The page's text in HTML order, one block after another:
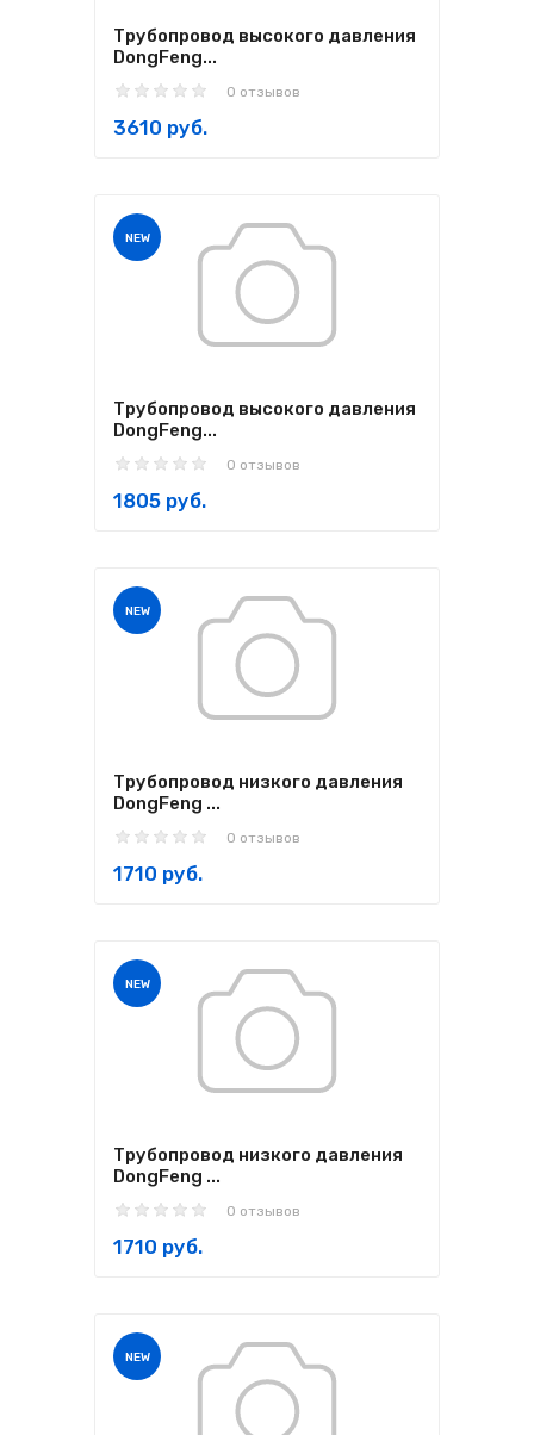
Трубопровод высокого давления
DongFeng...
0 отзывов
3610 руб.
NEW
Трубопровод высокого давления
DongFeng...
0 отзывов
1805 руб.
NEW
Трубопровод низкого давления
DongFeng ...
0 отзывов
1710 руб.
NEW
Трубопровод низкого давления
DongFeng ...
0 отзывов
1710 руб.
NEW